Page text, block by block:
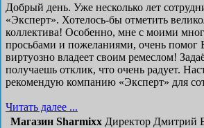
Добрый день. Уже несколько лет
«Эксперт». Хотелось-бы отметить
коллектива! Особенно, мне с моими
просьбами и пожеланиями, очень помог
виртуозно владеет своим ремеслом!
получаешь отклик, что очень радует.
рекомендую компанию «Эксперт» для
Читать далее ...
Магазин Sharmixx Директор Дмитрий